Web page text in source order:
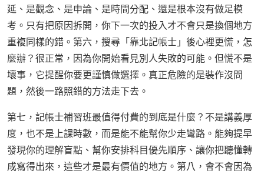
延、是觀念、是申論、是時間分配、還是根本沒有做足模
考。只有把原因拆開，你下一次的投入才不會只是換個地方
重複同樣的錯。第六，搜尋「靠北記帳士」後心裡更慌，怎
麼辦？很正常，因為你開始看見別人失敗的可能。但慌不是
壞事，它提醒你要更謹慎做選擇。真正危險的是裝作沒問
題，然後一路照錯的方法走下去。
第七，記帳士補習班最值得付費的到底是什麼？不是講義厚
度，也不是上課時數，而是能不能幫你少走彎路。能夠提早
發現你的理解盲點、幫你安排科目優先順序、讓你把聽懂轉
成寫得出來，這些才是最有價值的地方。第八，會不會因為